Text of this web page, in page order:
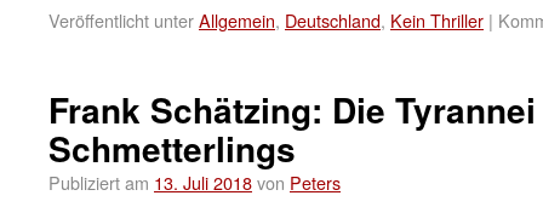
Veröffentlicht unterAllgemein, Deutschland, Kein Thriller |
Frank Schätzing: Die
Schmetterlings
Publiziert am 13. Juli 2018von Peters